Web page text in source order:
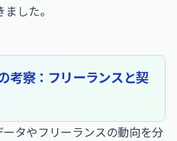
した。
考察：フリーランスと契
タやフリーランスの動向を分